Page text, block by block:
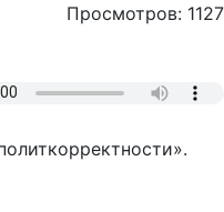
Просмотров: 1127